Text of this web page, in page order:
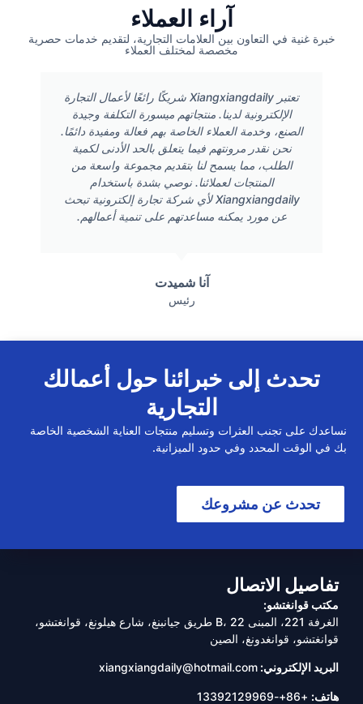
آراء العملاء
خبرة غنية في التعاون بين العلامات التجارية، لتقديم خدمات حصرية
مخصصة لمختلف العملاء
تعتبر Xiangxiangdaily شريكًا رائعًا لأعمال التجارة
الإلكترونية لدينا. منتجاتهم ميسورة التكلفة وجيدة
الصنع، وخدمة العملاء الخاصة بهم فعالة ومفيدة دائمًا.
نحن نقدر مرونتهم فيما يتعلق بالحد الأدنى لكمية
الطلب، مما يسمح لنا بتقديم مجموعة واسعة من
المنتجات لعملائنا. نوصي بشدة باستخدام
Xiangxiangdaily لأي شركة تجارة إلكترونية تبحث
عن مورد يمكنه مساعدتهم على تنمية أعمالهم.
آنا شميدت
رئيس
تحدث إلى خبرائنا حول أعمالك
التجارية
نساعدك على تجنب العثرات وتسليم منتجات العناية الشخصية الخاصة
بك في الوقت المحدد وفي حدود الميزانية.
تحدث عن مشروعك
تفاصيل الاتصال
مكتب قوانغتشو:
الغرفة 221، المبنى B، 22 طريق جيانبنغ، شارع هيلونغ، قوانغتشو،
قوانغتشو، قوانغدونغ، الصين
البريد الإلكتروني: xiangxiangdaily@hotmail.com
هاتف: +86+-13392129969